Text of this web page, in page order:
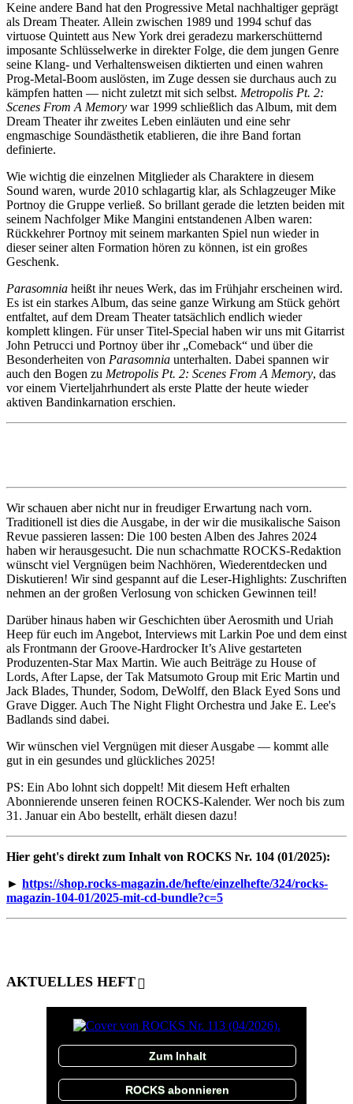
Keine andere Band hat den Progressive Metal nachhaltiger geprägt
als Dream Theater. Allein zwischen 1989 und 1994 schuf das
virtuose Quintett aus New York drei geradezu markerschütternd
imposante Schlüsselwerke in direkter Folge, die dem jungen Genre
seine Klang- und Verhaltensweisen diktierten und einen wahren
Prog-Metal-Boom auslösten, im Zuge dessen sie durchaus auch zu
kämpfen hatten — nicht zuletzt mit sich selbst. Metropolis Pt. 2:
Scenes From A Memory war 1999 schließlich das Album, mit dem
Dream Theater ihr zweites Leben einläuten und eine sehr
engmaschige Soundästhetik etablieren, die ihre Band fortan
definierte.
Wie wichtig die einzelnen Mitglieder als Charaktere in diesem
Sound waren, wurde 2010 schlagartig klar, als Schlagzeuger Mike
Portnoy die Gruppe verließ. So brillant gerade die letzten beiden mit
seinem Nachfolger Mike Mangini entstandenen Alben waren:
Rückkehrer Portnoy mit seinem markanten Spiel nun wieder in
dieser seiner alten Formation hören zu können, ist ein großes
Geschenk.
Parasomnia heißt ihr neues Werk, das im Frühjahr erscheinen wird.
Es ist ein starkes Album, das seine ganze Wirkung am Stück gehört
entfaltet, auf dem Dream Theater tatsächlich endlich wieder
komplett klingen. Für unser Titel-Special haben wir uns mit Gitarrist
John Petrucci und Portnoy über ihr „Comeback“ und über die
Besonderheiten von Parasomnia unterhalten. Dabei spannen wir
auch den Bogen zu Metropolis Pt. 2: Scenes From A Memory, das
vor einem Vierteljahrhundert als erste Platte der heute wieder
aktiven Bandinkarnation erschien.
Wir schauen aber nicht nur in freudiger Erwartung nach vorn.
Traditionell ist dies die Ausgabe, in der wir die musikalische Saison
Revue passieren lassen: Die 100 besten Alben des Jahres 2024
haben wir herausgesucht. Die nun schachmatte ROCKS-Redaktion
wünscht viel Vergnügen beim Nachhören, Wiederentdecken und
Diskutieren! Wir sind gespannt auf die Leser-Highlights: Zuschriften
nehmen an der großen Verlosung von schicken Gewinnen teil!
Darüber hinaus haben wir Geschichten über Aerosmith und Uriah
Heep für euch im Angebot, Interviews mit Larkin Poe und dem einst
als Frontmann der Groove-Hardrocker It’s Alive gestarteten
Produzenten-Star Max Martin. Wie auch Beiträge zu House of
Lords, After Lapse, der Tak Matsumoto Group mit Eric Martin und
Jack Blades, Thunder, Sodom, DeWolff, den Black Eyed Sons und
Grave Digger. Auch The Night Flight Orchestra und Jake E. Lee's
Badlands sind dabei.
Wir wünschen viel Vergnügen mit dieser Ausgabe — kommt alle
gut in ein gesundes und glückliches 2025!
PS: Ein Abo lohnt sich doppelt! Mit diesem Heft erhalten
Abonnierende unseren feinen ROCKS-Kalender. Wer noch bis zum
31. Januar ein Abo bestellt, erhält diesen dazu!
Hier geht's direkt zum Inhalt von ROCKS Nr. 104 (01/2025):
► https://shop.rocks-magazin.de/hefte/einzelhefte/324/rocks-
magazin-104-01/2025-mit-cd-bundle?c=5
AKTUELLES HEFT
Zum Inhalt
ROCKS abonnieren